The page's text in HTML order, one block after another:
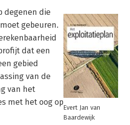
degenen die
gebeuren.
dat een
gebied
van de
van het
met het oog op
Evert Jan van
Baardewijk